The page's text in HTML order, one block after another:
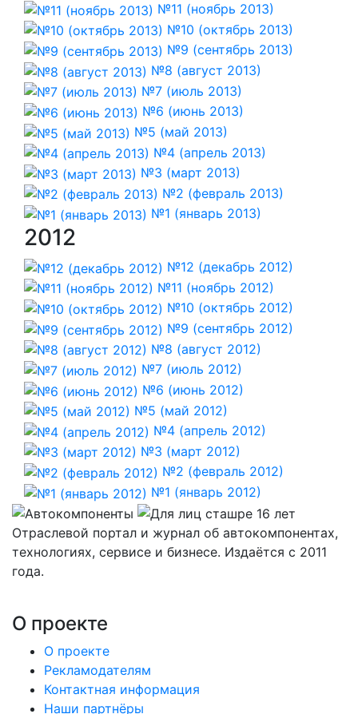
№11 (ноябрь 2013)
№10 (октябрь 2013)
№9 (сентябрь 2013)
№8 (август 2013)
№7 (июль 2013)
№6 (июнь 2013)
№5 (май 2013)
№4 (апрель 2013)
№3 (март 2013)
№2 (февраль 2013)
№1 (январь 2013)
2012
№12 (декабрь 2012)
№11 (ноябрь 2012)
№10 (октябрь 2012)
№9 (сентябрь 2012)
№8 (август 2012)
№7 (июль 2012)
№6 (июнь 2012)
№5 (май 2012)
№4 (апрель 2012)
№3 (март 2012)
№2 (февраль 2012)
№1 (январь 2012)
Отраслевой портал и журнал об автокомпонентах,
технологиях, сервисе и бизнесе. Издаётся с 2011
года.
О проекте
О проекте
Рекламодателям
Контактная информация
Наши партнёры